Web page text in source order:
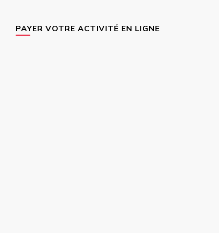
PAYER VOTRE ACTIVITÉ EN LIGNE